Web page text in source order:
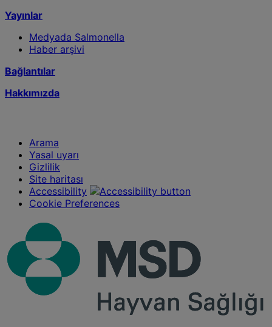
Yayınlar
Medyada Salmonella
Haber arşivi
Bağlantılar
Hakkımızda
Arama
Yasal uyarı
Gizlilik
Site haritası
Accessibility
Cookie Preferences